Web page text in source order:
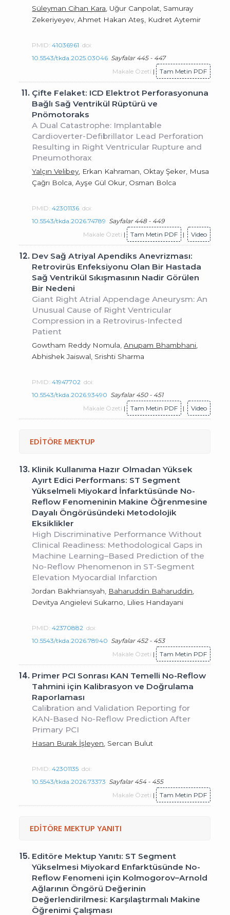
Süleyman Cihan Kara , Uğur Canpolat, Samuray
Zekeriyeyev, Ahmet Hakan Ateş, Kudret Aytemir
PMID:41036961 doi:
10.5543/tkda.2025.03046 Sayfalar 445 - 447
Makale Özeti | Tam Metin PDF
11. Çifte Felaket: ICD Elektrot Perforasyonuna
Bağlı Sağ Ventrikül Rüptürü ve
Pnömotoraks
A Dual Catastrophe: Implantable
Cardioverter-Defibrillator Lead Perforation
Resulting in Right Ventricular Rupture and
Pneumothorax
Yalçın Velibey , Erkan Kahraman, Oktay Şeker, Musa
Çağrı Bolca, Ayşe Gül Okur, Osman Bolca
PMID:42301136 doi:
10.5543/tkda.2026.74789 Sayfalar 448 - 449
Makale Özeti | Tam Metin PDF | Video
12. Dev Sağ Atriyal Apendiks Anevrizması:
Retrovirüs Enfeksiyonu Olan Bir Hastada
Sağ Ventrikül Sıkışmasının Nadir Görülen
Bir Nedeni
Giant Right Atrial Appendage Aneurysm: An
Unusual Cause of Right Ventricular
Compression in a Retrovirus-Infected
Patient
Gowtham Reddy Nomula,Anupam Bhambhani
Abhishek Jaiswal, Srishti Sharma
PMID:41947702 doi:
10.5543/tkda.2026.93490 Sayfalar 450 - 451
Makale Özeti | Tam Metin PDF | Video
EDİTÖRE MEKTUP
13. Klinik Kullanıma Hazır Olmadan Yüksek
Ayırt Edici Performans: ST Segment
Yükselmeli Miyokard İnfarktüsünde No-
Reflow Fenomeninin Makine Öğrenmesine
Dayalı Öngörüsündeki Metodolojik
Eksiklikler
High Discriminative Performance Without
Clinical Readiness: Methodological Gaps in
Machine Learning–Based Prediction of the
No-Reflow Phenomenon in ST-Segment
Elevation Myocardial Infarction
Jordan Bakhriansyah, Baharuddin Baharuddin
Devitya Angielevi Sukarno, Lilies Handayani
PMID:42370882 doi:
10.5543/tkda.2026.78940 Sayfalar 452 - 453
Makale Özeti | Tam Metin PDF
14. Primer PCI Sonrası KAN Temelli No-Reflow
Tahmini için Kalibrasyon ve Doğrulama
Raporlaması
Calibration and Validation Reporting for
KAN-Based No-Reflow Prediction After
Primary PCI
Hasan Burak İşleyen , Sercan Bulut
PMID:42301135 doi:
10.5543/tkda.2026.73373 Sayfalar 454 - 455
Makale Özeti | Tam Metin PDF
EDİTÖRE MEKTUP YANITI
15. Editöre Mektup Yanıtı: ST Segment
Yükselmesi Miyokard Enfarktüsünde No-
Reflow Fenomeni için Kolmogorov–Arnold
Ağlarının Öngörü Değerinin
Değerlendirilmesi: Karşılaştırmalı Makine
Öğrenimi Çalışması